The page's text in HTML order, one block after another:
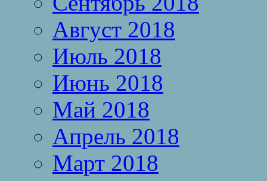
Август 2018
Июль 2018
Июнь 2018
Май 2018
Апрель 2018
Март 2018